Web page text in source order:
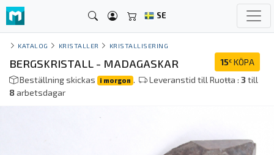
SE
KATALOG KRISTALLER KRISTALLISERING
15€ KÖPA
BERGSKRISTALL - MADAGASKAR
Beställning skickas i morgon . Leveranstid till Ruoŧŧa :3till
8arbetsdagar